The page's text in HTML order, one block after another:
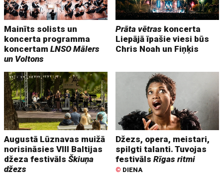
Mainīts solists un
koncerta programma
koncertamLNSO Mālers
un Voltons
Prāta vētras koncerta
Liepājā īpašie viesi būs
Chris Noah un Fiņķis
Augustā Lūznavas muižā
norisināsies VIII Baltijas
džeza festivālsŠkiuņa
džezs
Džezs, opera, meistari,
spilgti talanti. Tuvojas
festivālsRīgas ritmi
© DIENA